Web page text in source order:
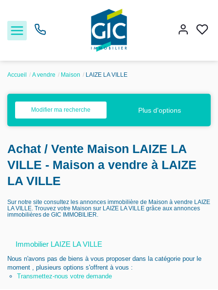
Acheter
Louer
Estimer
Nos services
Nos agences
Nous rejoindre
Accueil A vendre Maison LAIZE LA VILLE
Modifier ma recherche Plus d'options
Achat / Vente Maison LAIZE LA
VILLE - Maison a vendre à LAIZE
LA VILLE
Sur notre site consultez les annonces immobilière de Maison à vendre LAIZE
LA VILLE. Trouvez votre Maison sur LAIZE LA VILLE grâce aux annonces
immobilières de GIC IMMOBILIER.
Immobilier LAIZE LA VILLE
Nous n'avons pas de biens à vous proposer dans la catégorie pour le
moment , plusieurs options s'offrent à vous :
Transmettez-nous votre demande